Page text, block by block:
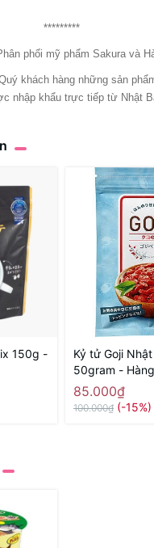
*********
phối mỹ phẩm Sakura và
khách hàng những sản
nhập khẩu trực tiếp từ Nhật
150g -
Kỷ tử Goji
50gram -
85.000₫
100.000₫ (-15%)